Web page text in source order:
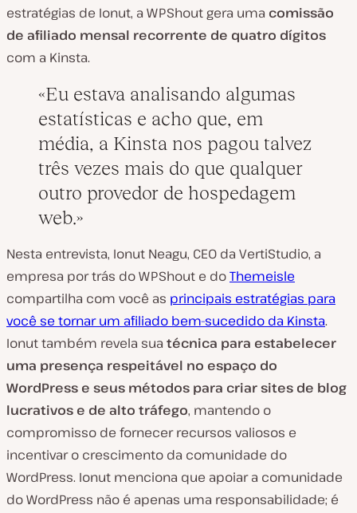
estratégias de Ionut, a WPShout gera uma comissão
de afiliado mensal recorrente de quatro dígitos
com a Kinsta.
Eu estava analisando algumas
estatísticas e acho que, em
média, a Kinsta nos pagou talvez
três vezes mais do que qualquer
outro provedor de hospedagem
web.
Nesta entrevista, Ionut Neagu, CEO da VertiStudio, a
empresa por trás do WPShout e doThemeisle
compartilha com você as principais estratégias para
você se tornar um afiliado bem-sucedido da Kinsta.
Ionut também revela sua técnica para estabelecer
uma presença respeitável no espaço do
WordPress e seus métodos para criar sites de blog
lucrativos e de alto tráfego, mantendo o
compromisso de fornecer recursos valiosos e
incentivar o crescimento da comunidade do
WordPress. Ionut menciona que apoiar a comunidade
do WordPress não é apenas uma responsabilidade; é